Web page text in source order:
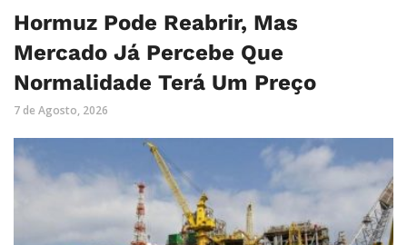
Hormuz Pode Reabrir, Mas
Mercado Já Percebe Que
Normalidade Terá Um Preço
7 de Agosto, 2026